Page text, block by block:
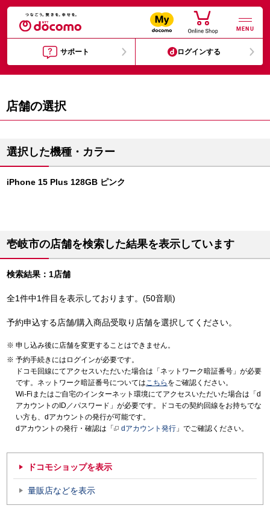
MENU
サポート ログインする
店舗の選択
選択した機種・カラー
iPhone 15 Plus 128GB ピンク
壱岐市の店舗を検索した結果を表示しています
検索結果：1店舗
全1件中1件目を表示しております。(50音順)
予約申込する店舗/購入商品受取り店舗を選択してください。
申し込み後に店舗を変更することはできません。
予約手続きにはログインが必要です。
ドコモ回線にてアクセスいただいた場合は「ネットワーク暗証番号」が必要
です。ネットワーク暗証番号についてはこちら をご確認ください。
Wi-Fiまたはご自宅のインターネット環境にてアクセスいただいた場合は「d
アカウントのID／パスワード」が必要です。ドコモの契約回線をお持ちでな
い方も、dアカウントの発行が可能です。
dアカウントの発行・確認は「
dアカウント発行 」でご確認ください。
ドコモショップを表示
量販店などを表示